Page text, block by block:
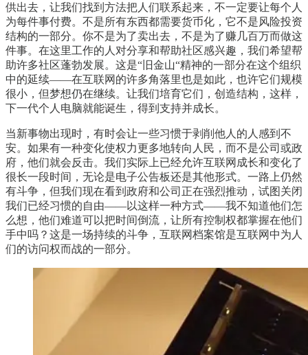
供出去，让我们找到方法把人们联系起来，不一定要让每个人
为每件事付费。不是所有东西都需要货币化，它不是风险投资
结构的一部分。你不是为了卖出去，不是为了赚几百万而做这
件事。在这里工作的人对分享和帮助社区感兴趣，我们希望帮
助许多社区蓬勃发展。这是“旧金山“精神的一部分在这个组织
中的延续——在互联网的许多角落里也是如此，也许它们规模
很小，但梦想仍在继续。让我们培育它们，创造结构，这样，
下一代个人电脑就能诞生，得到支持并成长。
当新事物出现时，有时会让一些习惯于剥削他人的人感到不
安。如果有一种变化使权力更多地转向人民，而不是公司或政
府，他们就会反击。我们实际上已经允许互联网成长和变化了
很长一段时间，无论是电子公告板还是其他形式。一路上仍然
有斗争，但我们现在看到政府和公司正在强烈推动，试图关闭
我们已经习惯的自由——以这样一种方式——我不知道他们怎
么想，他们难道可以把时间倒流，让所有控制权都掌握在他们
手中吗？这是一场持续的斗争，互联网档案馆是互联网中为人
们的访问权而战的一部分。